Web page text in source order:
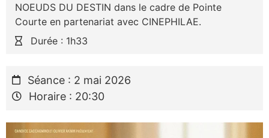
NOEUDS DU DESTIN dans le cadre de Pointe
Courte en partenariat avec CINEPHILAE.
Durée : 1h33
Séance : 2 mai 2026
Horaire : 20:30